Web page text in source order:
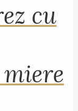
cu